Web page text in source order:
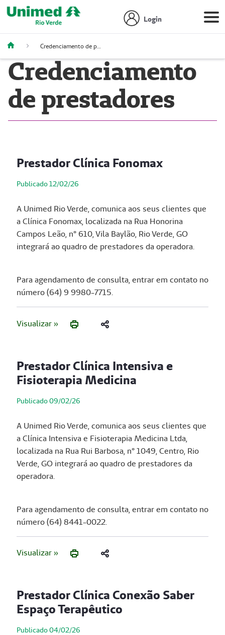
Login
Credenciamento de prestadores
Credenciamento
de prestadores
Prestador Clínica Fonomax
Publicado 12/02/26
A Unimed Rio Verde, comunica aos seus clientes que
a Clínica Fonomax, localizada na Rua Honorina
Campos Leão, n° 610, Vila Baylão, Rio Verde, GO
integrará ao quadro de prestadores da operadora.
Para agendamento de consulta, entrar em contato no
número (64) 9 9980-7715.
Visualizar »
Prestador Clínica Intensiva e
Fisioterapia Medicina
Publicado 09/02/26
A Unimed Rio Verde, comunica aos seus clientes que
a Clínica Intensiva e Fisioterapia Medicina Ltda,
localizada na Rua Rui Barbosa, n° 1049, Centro, Rio
Verde, GO integrará ao quadro de prestadores da
operadora.
Para agendamento de consulta, entrar em contato no
número (64) 8441-0022.
Visualizar »
Prestador Clínica Conexão Saber
Espaço Terapêutico
Publicado 04/02/26